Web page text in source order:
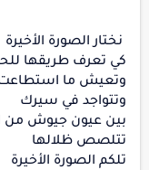
نختار الصورة الأخيرة
كي تعرف طريقها
وتعيش ما استطاعت
وتتواجد في سيرك
بين عيون جيوش من
تتلصص ظلالها
تلكم الصورة الأخيرة